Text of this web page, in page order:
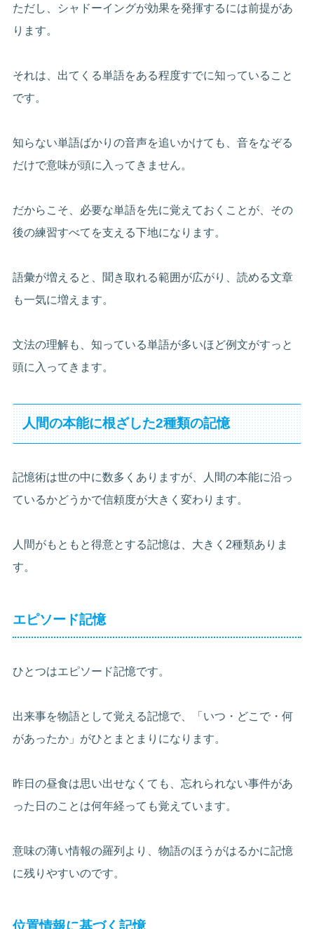
ただし、シャドーイングが効果を発揮するには前提があ
ります。
それは、出てくる単語をある程度すでに知っていること
です。
知らない単語ばかりの音声を追いかけても、音をなぞる
だけで意味が頭に入ってきません。
だからこそ、必要な単語を先に覚えておくことが、その
後の練習すべてを支える下地になります。
語彙が増えると、聞き取れる範囲が広がり、読める文章
も一気に増えます。
文法の理解も、知っている単語が多いほど例文がすっと
頭に入ってきます。
人間の本能に根ざした2種類の記憶
記憶術は世の中に数多くありますが、人間の本能に沿っ
ているかどうかで信頼度が大きく変わります。
人間がもともと得意とする記憶は、大きく2種類ありま
す。
エピソード記憶
ひとつはエピソード記憶です。
出来事を物語として覚える記憶で、「いつ・どこで・何
があったか」がひとまとまりになります。
昨日の昼食は思い出せなくても、忘れられない事件があ
った日のことは何年経っても覚えています。
意味の薄い情報の羅列より、物語のほうがはるかに記憶
に残りやすいのです。
位置情報に基づく記憶